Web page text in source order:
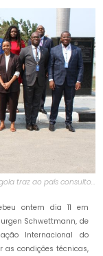
traz ao país consultor
ontem dia 11 em
Schwettmann, de
Internacional do
as condições técnicas,